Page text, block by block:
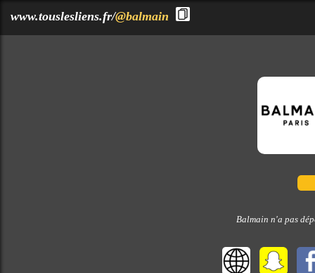
www.touslesliens.fr/@balmain
Balmain n'a pas